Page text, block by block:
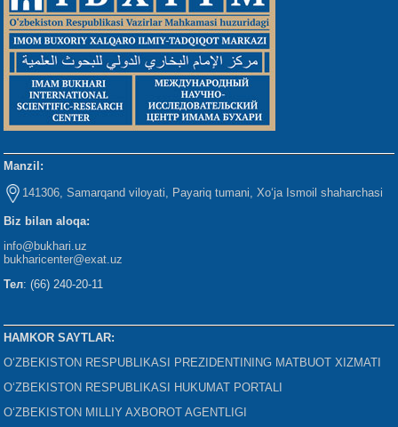
Manzil:
141306, Samarqand viloyati, Payariq tumani, Xo‘ja Ismoil shaharchasi
Biz bilan aloqa:
info@bukhari.uz
bukharicenter@exat.uz
Тел: (66) 240-20-11
HAMKOR SAYTLAR:
O‘ZBEKISTON RESPUBLIKASI PREZIDENTINING MATBUOT XIZMATI
O‘ZBEKISTON RESPUBLIKASI HUKUMAT PORTALI
O‘ZBEKISTON MILLIY AXBOROT AGENTLIGI